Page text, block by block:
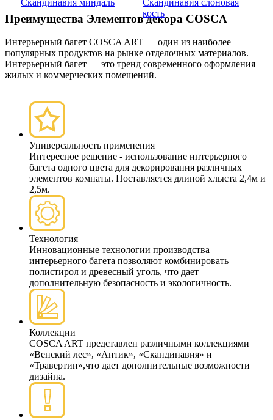
кость
Преимущества Элементов декора COSCA
Интерьерный багет COSCA ART — один из наиболее
популярных продуктов на рынке отделочных материалов.
Интерьерный багет — это тренд современного оформления
жилых и коммерческих помещений.
Универсальность применения
Интересное решение - использование интерьерного
багета одного цвета для декорирования различных
элементов комнаты. Поставляется длиной хлыста 2,4м и
2,5м.
Технология
Инновационные технологии производства
интерьерного багета позволяют комбинировать
полистирол и древесный уголь, что дает
дополнительную безопасность и экологичность.
Коллекции
COSCA ART представлен различными коллекциями
«Венский лес», «Антик», «Скандинавия» и
«Травертин»,что дает дополнительные возможности
дизайна.